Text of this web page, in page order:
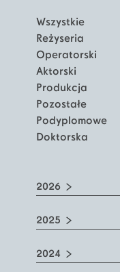
Wszystkie
Reżyseria
Operatorski
Aktorski
Produkcja
Pozostałe
Podyplomowe
Doktorska
2026
2025
2024